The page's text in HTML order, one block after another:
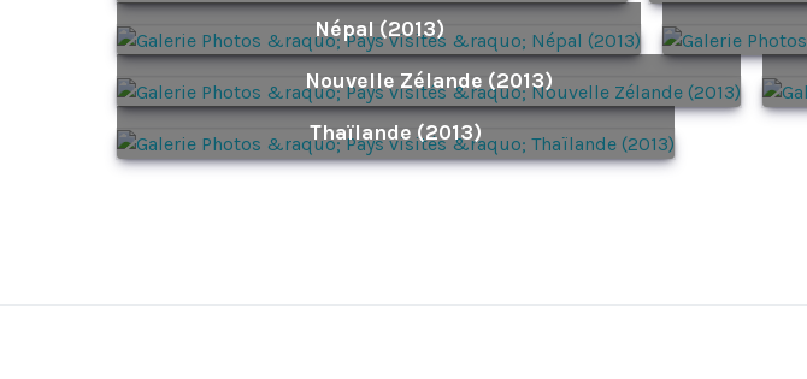
Népal (2013)
Nouvelle Zélande (2013)
Thaïlande (2013)